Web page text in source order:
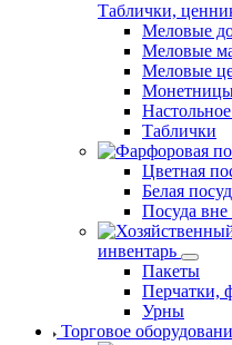
Таблички,
Меловые
Меловые
Меловые
Таблички
Цветная
Белая
Посуда вне
инвентарь
Пакеты
Перчатки,
Урны
Торговое